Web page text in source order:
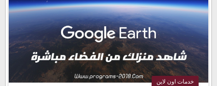
خدمات اون لاين